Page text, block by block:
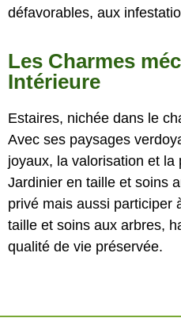
défavorables, aux
Les Charmes
Intérieure
Estaires, nichée dans le
Avec ses paysages
joyaux, la valorisation et la
Jardinier en taille et soins
privé mais aussi participer
taille et soins aux arbres,
qualité de vie préservée.